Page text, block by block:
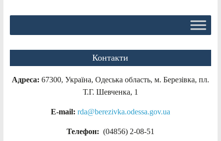
Контакти
Адреса: 67300, Україна, Одеська область, м. Березівка, пл.
Т.Г. Шевченка, 1
E-mail: rda@berezivka.odessa.gov.ua
Телефон: (04856) 2-08-51